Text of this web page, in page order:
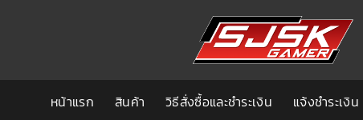
หน้าแรก สินค้า วิธีสั่งซื้อและชำระเงิน แจ้งชำระเงิน